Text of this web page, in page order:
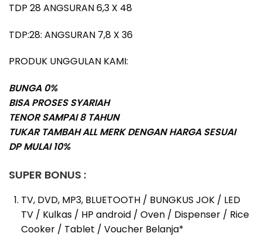
TDP 28 ANGSURAN 6,3 X 48
TDP:28: ANGSURAN 7,8 X 36
PRODUK UNGGULAN KAMI:
BUNGA 0%
BISA PROSES SYARIAH
TENOR SAMPAI 8 TAHUN
TUKAR TAMBAH ALL MERK DENGAN HARGA SESUAI
DP MULAI 10%
SUPER BONUS :
TV, DVD, MP3, BLUETOOTH / BUNGKUS JOK / LED
TV / Kulkas / HP android / Oven / Dispenser / Rice
Cooker / Tablet / Voucher Belanja*